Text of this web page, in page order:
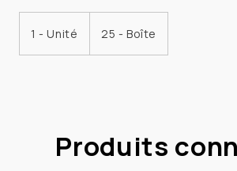
1 - Unité 25 - Boîte
Produits